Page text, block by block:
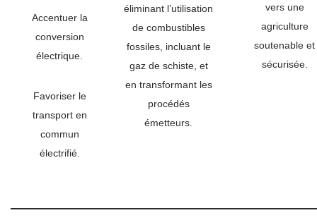
Accentuer la
conversion
électrique.
Favoriser le
transport en
commun
électrifié.
éliminant l’utilisation
de combustibles
fossiles, incluant le
gaz de schiste, et
en transformant les
procédés
émetteurs.
vers une
agriculture
soutenable et
sécurisée.